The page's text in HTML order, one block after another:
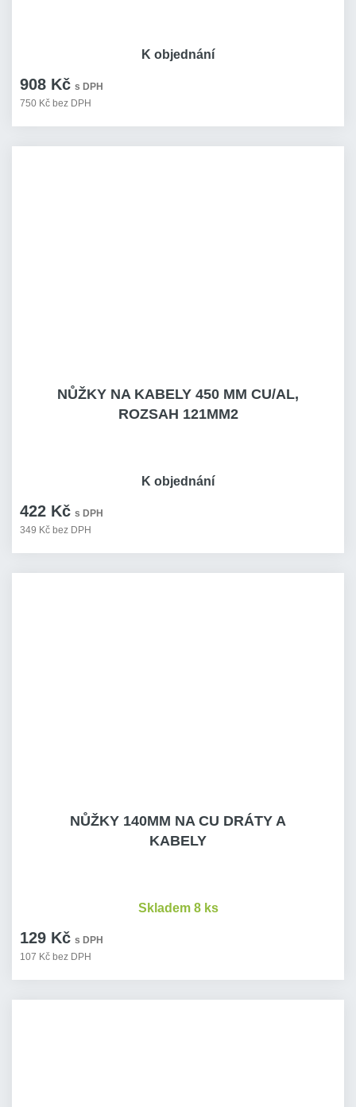
908 Kč s DPH
750 Kč bez DPH
K objednání
NŮŽKY NA KABELY 450 MM CU/AL,
ROZSAH 121MM2
422 Kč s DPH
349 Kč bez DPH
K objednání
NŮŽKY 140MM NA CU DRÁTY A
KABELY
129 Kč s DPH
107 Kč bez DPH
Skladem 8 ks